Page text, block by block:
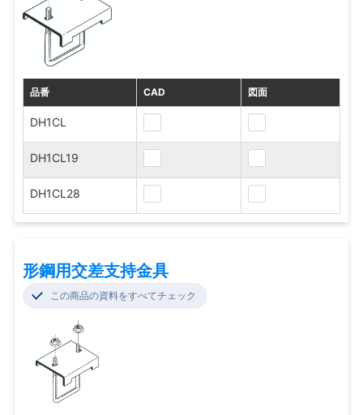
品番 CAD 図面
DH1CL
DH1CL19
DH1CL28
形鋼用交差支持金具
この商品の資料をすべてチェック